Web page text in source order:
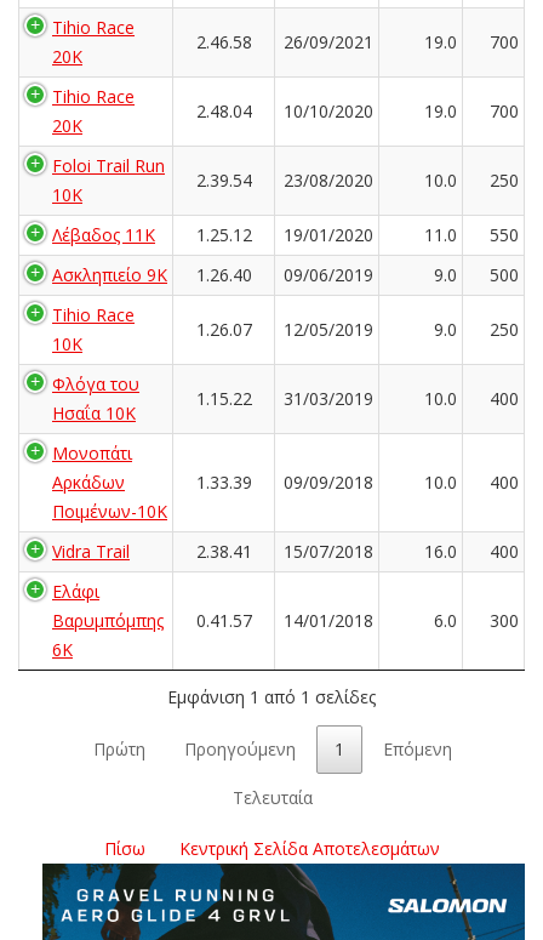
Tihio Race
20K
2.46.58 26/09/2021 19.0 700
Tihio Race
20K
2.48.04 10/10/2020 19.0 700
Foloi Trail Run
10Κ
2.39.54 23/08/2020 10.0 250
Λέβαδος 11K 1.25.12 19/01/2020 11.0
550
Ασκληπιείο 9Κ
1.26.40 09/06/2019 9.0
500
Tihio Race
10K
1.26.07 12/05/2019 9.0 250
Φλόγα του
Ησαΐα 10Κ
1.15.22 31/03/2019 10.0 400
Μονοπάτι
Αρκάδων
Ποιμένων-10Κ
1.33.39 09/09/2018 10.0 400
Vidra Trail 2.38.41 15/07/2018 16.0
400
Ελάφι
Βαρυμπόμπης
6K
0.41.57 14/01/2018 6.0 300
Εμφάνιση 1 από 1 σελίδες
Πρώτη Προηγούμενη 1 Επόμενη
Τελευταία
Πίσω Κεντρική Σελίδα Αποτελεσμάτων